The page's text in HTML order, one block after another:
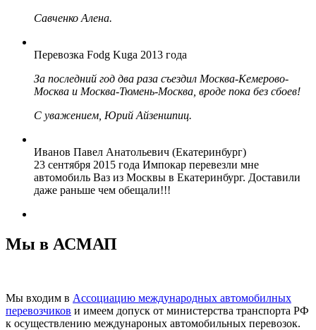
Савченко Алена.
Перевозка Fodg Kuga 2013 года
За последний год два раза съездил Москва-Кемерово-
Москва и Москва-Тюмень-Москва, вроде пока без сбоев!
С уважением, Юрий Айзеншпиц.
Иванов Павел Анатольевич (Екатеринбург)
23 сентября 2015 года Импокар перевезли мне
автомобиль Ваз из Москвы в Екатеринбург. Доставили
даже раньше чем обещали!!!
Мы в АСМАП
Мы входим в Ассоциацию международных автомобилных
перевозчиков и имеем допуск от министерства транспорта РФ
к осуществлению междунароных автомобильных перевозок.